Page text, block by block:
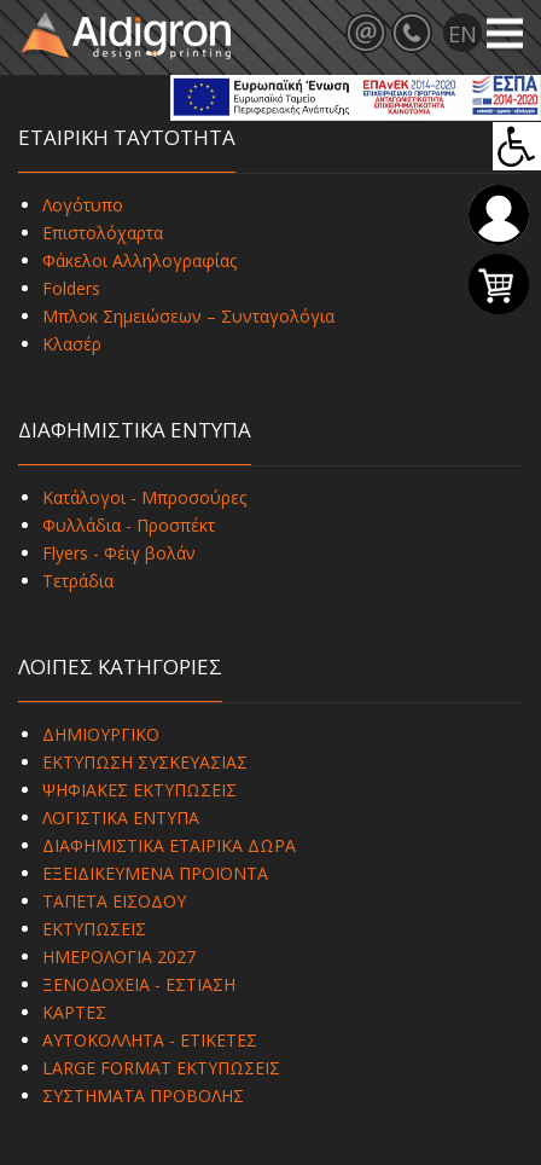
ΕΤΑΙΡΙΚΗ ΤΑΥΤΟΤΗΤΑ
Λογότυπο
Επιστολόχαρτα
Φάκελοι Αλληλογραφίας
Folders
Μπλοκ Σημειώσεων – Συνταγολόγια
Κλασέρ
ΔΙΑΦΗΜΙΣΤΙΚΑ ΕΝΤΥΠΑ
Κατάλογοι - Μπροσούρες
Φυλλάδια - Προσπέκτ
Flyers - Φέιγ βολάν
Τετράδια
ΛΟΙΠΕΣ ΚΑΤΗΓΟΡΙΕΣ
ΔΗΜΙΟΥΡΓΙΚΟ
ΕΚΤΥΠΩΣΗ ΣΥΣΚΕΥΑΣΙΑΣ
ΨΗΦΙΑΚΕΣ ΕΚΤΥΠΩΣΕΙΣ
ΛΟΓΙΣΤΙΚΑ ΕΝΤΥΠΑ
ΔΙΑΦΗΜΙΣΤΙΚΑ ΕΤΑΙΡΙΚΑ ΔΩΡΑ
ΕΞΕΙΔΙΚΕΥΜΕΝΑ ΠΡΟΪΟΝΤΑ
ΤΑΠΕΤΑ ΕΙΣΟΔΟΥ
ΕΚΤΥΠΩΣΕΙΣ
ΗΜΕΡΟΛΟΓΙΑ 2027
ΞΕΝΟΔΟΧΕΙΑ - ΕΣΤΙΑΣΗ
ΚΑΡΤΕΣ
ΑΥΤΟΚΟΛΛΗΤΑ - ΕΤΙΚΕΤΕΣ
LARGE FORMAT ΕΚΤΥΠΩΣΕΙΣ
ΣΥΣΤΗΜΑΤΑ ΠΡΟΒΟΛΗΣ